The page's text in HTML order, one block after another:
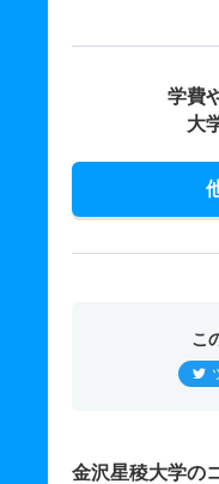
学費
大
こ
金沢星稜大学の